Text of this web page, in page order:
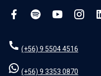
(+56) 9 5504 4516
(+56) 9 3353 0870